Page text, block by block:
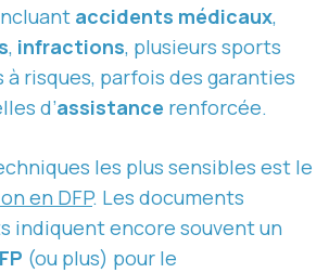
accidents médicaux,
, infractions, plusieurs sports
à risques, parfois des garanties
d’assistance renforcée.
les plus sensibles est le
en DFP. Les documents
indiquent encore souvent un
(ou plus) pour le